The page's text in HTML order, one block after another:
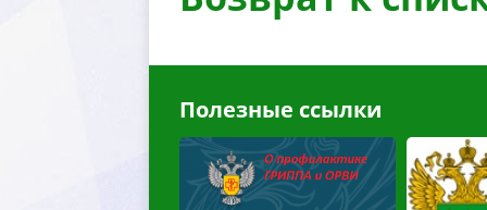
Полезные ссылки